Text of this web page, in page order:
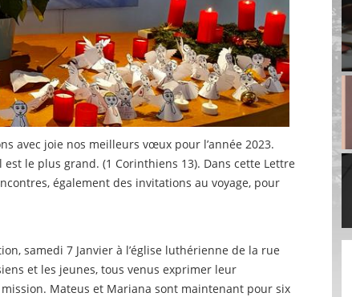
avec joie nos meilleurs vœux pour l’année 2023.
le plus grand. (1 Corinthiens 13). Dans cette Lettre
également des invitations au voyage, pour
samedi 7 Janvier à l’église luthérienne de la rue
et les jeunes, tous venus exprimer leur
Mateus et Mariana sont maintenant pour six